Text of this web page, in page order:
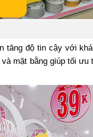
tăng độ tin cậy với
mặt bằng giúp tối ưu